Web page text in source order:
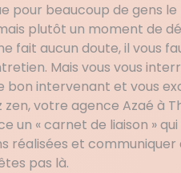
pour beaucoup de gens le
plutôt un moment de
fait aucun doute, il vous
Mais vous vous
intervenant et vous
votre agence Azaé à
un « carnet de liaison »
réalisées et communiquer
pas là.